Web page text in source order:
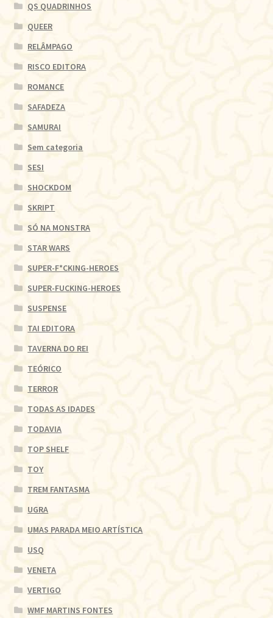
QS QUADRINHOS
QUEER
RELÂMPAGO
RISCO EDITORA
ROMANCE
SAFADEZA
SAMURAI
Sem categoria
SESI
SHOCKDOM
SKRIPT
SÓ NA MONSTRA
STAR WARS
SUPER-F*CKING-HEROES
SUPER-FUCKING-HEROES
SUSPENSE
TAI EDITORA
TAVERNA DO REI
TEÓRICO
TERROR
TODAS AS IDADES
TODAVIA
TOP SHELF
TOY
TREM FANTASMA
UGRA
UMAS PARADA MEIO ARTÍSTICA
USQ
VENETA
VERTIGO
WMF MARTINS FONTES